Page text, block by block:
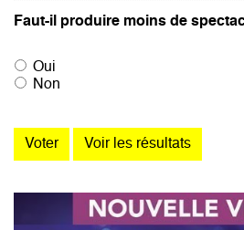
Faut-il produire moins de
Oui
Non